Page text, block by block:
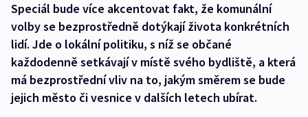
Speciál bude více akcentovat fakt, že komunální
volby se bezprostředně dotýkají života konkrétních
lidí. Jde o lokální politiku, s níž se občané
každodenně setkávají v místě svého bydliště, a která
má bezprostřední vliv na to, jakým směrem se bude
jejich město či vesnice v dalších letech ubírat.